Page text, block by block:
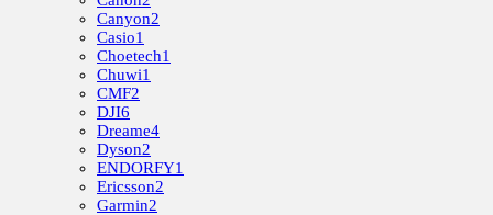
Canyon2
Casio1
Choetech1
Chuwi1
CMF2
DJI6
Dreame4
Dyson2
ENDORFY1
Ericsson2
Garmin2